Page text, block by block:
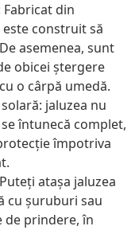
din
este construit să
asemenea, sunt
obicei ștergere
o cârpă umedă.
jaluzea nu
întunecă complet,
împotriva
atașa jaluzea
cu șuruburi sau
prindere, în